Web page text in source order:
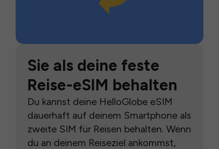
Sie als deine feste
Reise-eSIM behalten
Du kannst deine HelloGlobe eSIM
dauerhaft auf deinem Smartphone als
zweite SIM für Reisen behalten. Wenn
du an deinem Reiseziel ankommst,